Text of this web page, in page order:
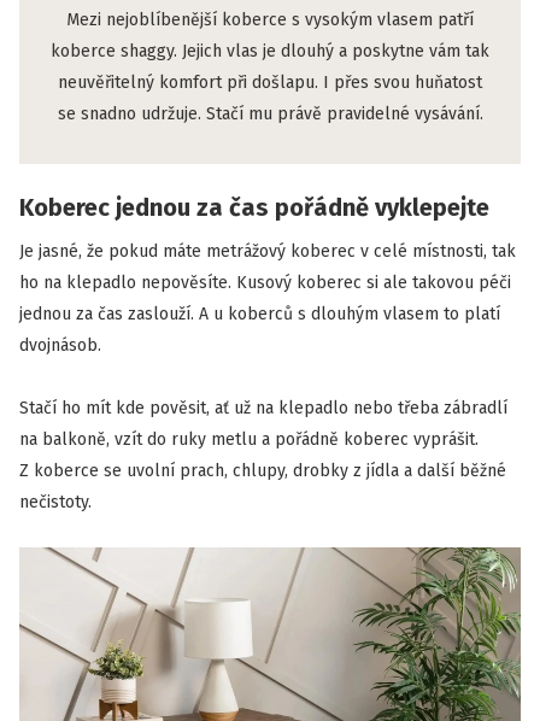
Mezi nejoblíbenější koberce s vysokým vlasem patří
koberce shaggy. Jejich vlas je dlouhý a poskytne vám tak
neuvěřitelný komfort při došlapu. I přes svou huňatost
se snadno udržuje. Stačí mu právě pravidelné vysávání.
Koberec jednou za čas pořádně vyklepejte
Je jasné, že pokud máte metrážový koberec v celé místnosti, tak
ho na klepadlo nepověsíte. Kusový koberec si ale takovou péči
jednou za čas zaslouží. A u koberců s dlouhým vlasem to platí
dvojnásob.
Stačí ho mít kde pověsit, ať už na klepadlo nebo třeba zábradlí
na balkoně, vzít do ruky metlu a pořádně koberec vyprášit.
Z koberce se uvolní prach, chlupy, drobky z jídla a další běžné
nečistoty.